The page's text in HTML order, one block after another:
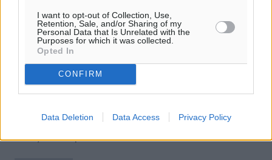
I want to opt-out of Collection, Use,
Retention, Sale, and/or Sharing of my
Personal Data that Is Unrelated with the
Purposes for which it was collected.
Opted In
CONFIRM
Data Deletion Data Access Privacy Policy
Κατάθεση δελτίου απογραφής
στρατεύσιμων της κλάσης 2026
άρθρο 10 του Ν 3421/2005 (ΦΕΚ 302A’) καλούνται οι
στρατεύσιμοι της κλάσεως 2026 (γεννημένοι το έτος
2005) που διαμένουν στον ...